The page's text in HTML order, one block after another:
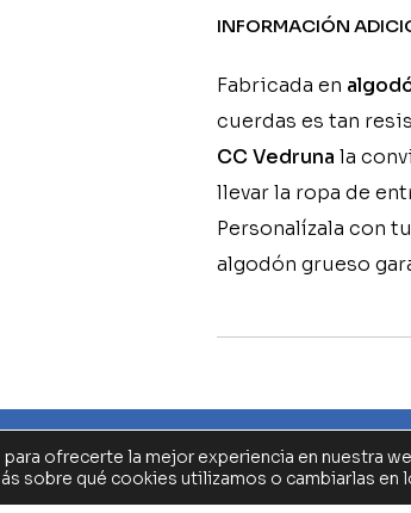
INFORMACIÓN
Fabricada en
cuerdas es tan
CC Vedruna la
llevar la ropa de
Personalízala con tu
algodón grueso
CARMELITAS VEDRUNATÉRMINOS Y
© 2026 Bidaclub
ofrecerte la mejor experiencia en nuestra
sobre qué cookies utilizamos o cambiarlas en